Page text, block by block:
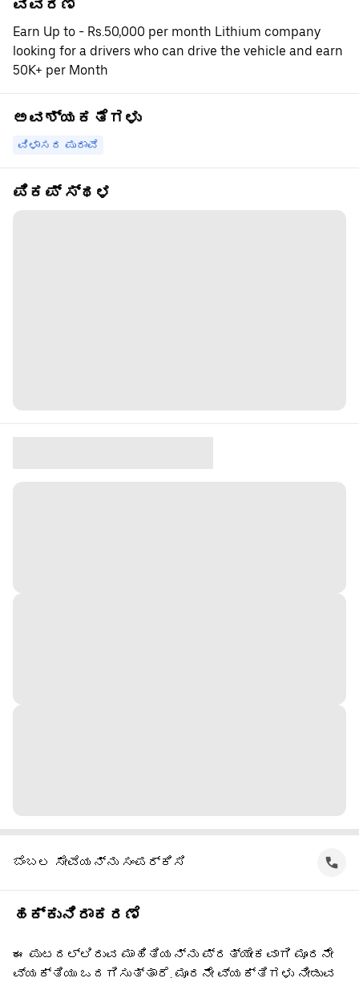
ವಿವರಣೆ
Earn Up to - Rs.50,000 per month Lithium company
looking for a drivers who can drive the vehicle and earn
50K+ per Month
ಅವಶ್ಯಕತೆಗಳು
ವಿಳಾಸದ ಪುರಾವೆ
ಪಿಕಪ್ ಸ್ಥಳ
ಬೆಂಬಲ ಸೇವೆಯನ್ನು ಸಂಪರ್ಕಿಸಿ
ಹಕ್ಕುನಿರಾಕರಣೆ
ಈ ಪುಟದಲ್ಲಿರುವ ಮಾಹಿತಿಯನ್ನು ಪ್ರತ್ಯೇಕವಾಗಿ ಮೂರನೇ
ವ್ಯಕ್ತಿಯು ಒದಗಿಸುತ್ತಾರೆ. ಮೂರನೇ ವ್ಯಕ್ತಿಗಳು ನೀಡುವ